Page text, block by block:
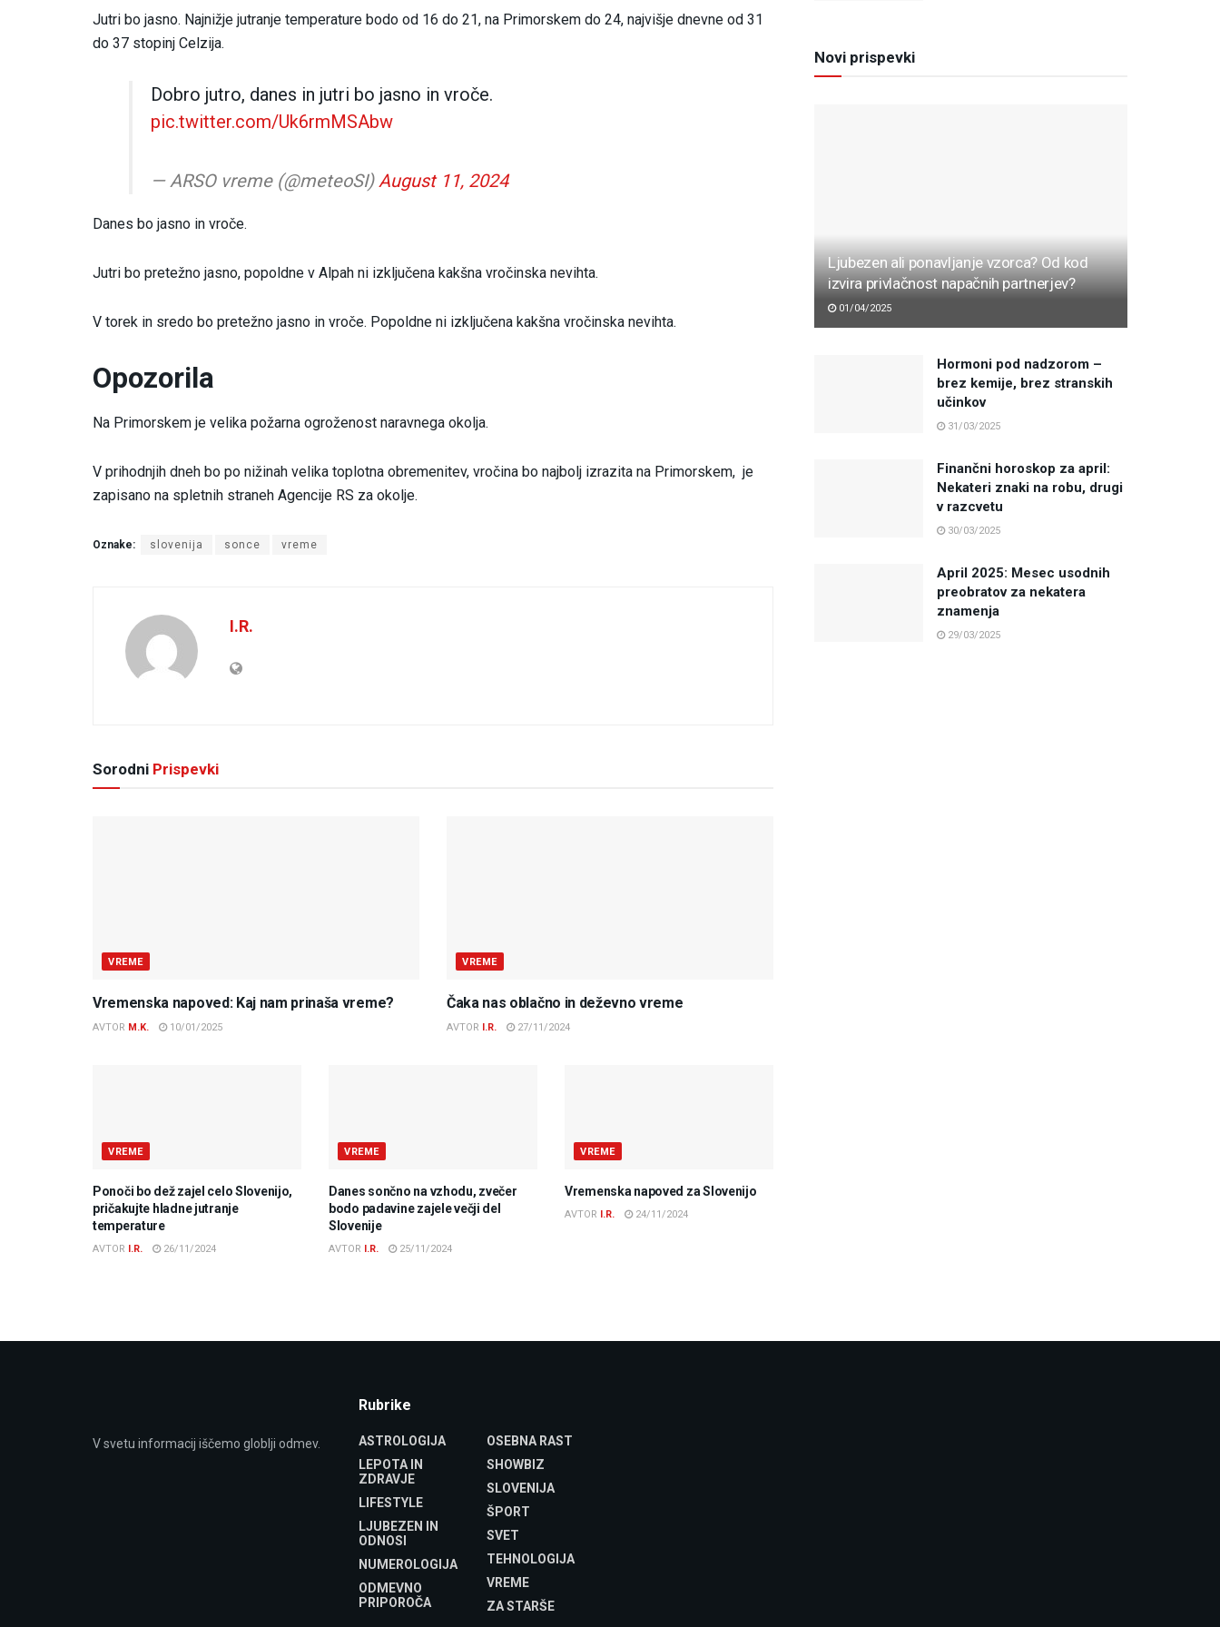
Jutri bo jasno. Najnižje jutranje temperature bodo od 16 do 21, na Primorskem do 24, najvišje dnevne od 31
do 37 stopinj Celzija.
Dobro jutro, danes in jutri bo jasno in vroče.
pic.twitter.com/Uk6rmMSAbw
— ARSO vreme (@meteoSI) August 11, 2024
Danes bo jasno in vroče.
Jutri bo pretežno jasno, popoldne v Alpah ni izključena kakšna vročinska nevihta.
V torek in sredo bo pretežno jasno in vroče. Popoldne ni izključena kakšna vročinska nevihta.
Opozorila
Na Primorskem je velika požarna ogroženost naravnega okolja.
V prihodnjih dneh bo po nižinah velika toplotna obremenitev, vročina bo najbolj izrazita na Primorskem, je
zapisano na spletnih straneh Agencije RS za okolje.
Oznake: slovenija sonce vreme
I.R.
Sorodni Prispevki
VREME
Vremenska napoved: Kaj nam prinaša vreme?
AVTOR M.K. 10/01/2025
VREME
Čaka nas oblačno in deževno vreme
AVTOR I.R. 27/11/2024
VREME
Ponoči bo dež zajel celo Slovenijo,
pričakujte hladne jutranje
temperature
AVTOR I.R. 26/11/2024
VREME
Danes sončno na vzhodu, zvečer
bodo padavine zajele večji del
Slovenije
AVTOR I.R. 25/11/2024
VREME
Vremenska napoved za Slovenijo
AVTOR I.R. 24/11/2024
Novi prispevki
Ljubezen ali ponavljanje vzorca? Od kod
izvira privlačnost napačnih partnerjev?
01/04/2025
Hormoni pod nadzorom –
brez kemije, brez stranskih
učinkov
31/03/2025
Finančni horoskop za april:
Nekateri znaki na robu, drugi
v razcvetu
30/03/2025
April 2025: Mesec usodnih
preobratov za nekatera
znamenja
29/03/2025
V svetu informacij iščemo globlji odmev.
Rubrike
ASTROLOGIJA
LEPOTA IN
ZDRAVJE
LIFESTYLE
LJUBEZEN IN
ODNOSI
NUMEROLOGIJA
ODMEVNO
PRIPOROČA
OSEBNA RAST
SHOWBIZ
SLOVENIJA
ŠPORT
SVET
TEHNOLOGIJA
VREME
ZA STARŠE